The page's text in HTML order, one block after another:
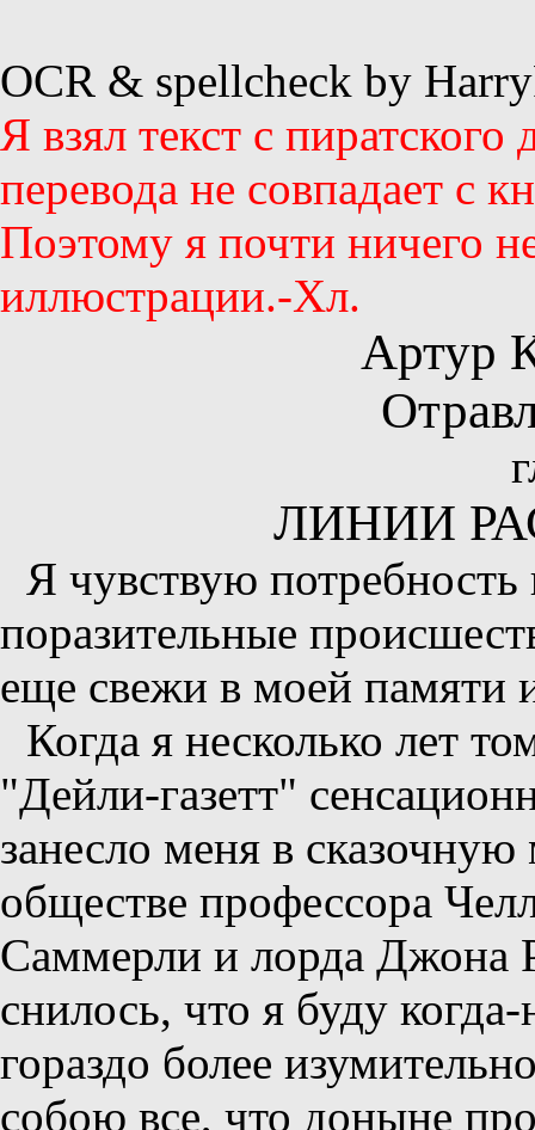
OCR & spellcheck by
Я взял текст с
перевода не совпадает с
Поэтому я почти ничего
иллюстрации.-Хл.
Артур
ЛИНИИ
Я чувствую потребность
поразительные
еще свежи в моей памяти
Когда я несколько лет
"Дейли-газетт"
занесло меня в
обществе профессора
Саммерли и лорда Джона
снилось, что я буду
гораздо более
собою все, что доныне